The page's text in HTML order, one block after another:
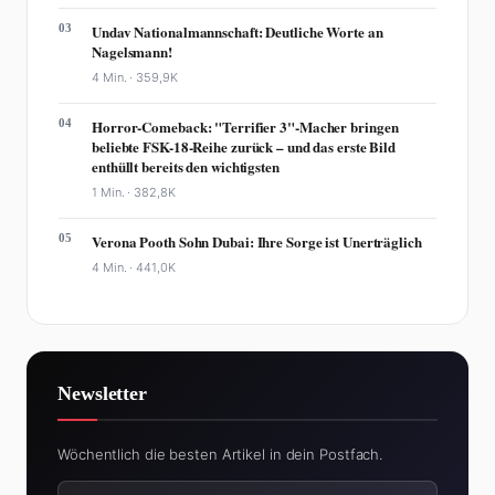
03
Undav Nationalmannschaft: Deutliche Worte an
Nagelsmann!
4 Min. · 359,9K
04
Horror-Comeback: "Terrifier 3"-Macher bringen
beliebte FSK-18-Reihe zurück – und das erste Bild
enthüllt bereits den wichtigsten
1 Min. · 382,8K
05 Verona Pooth Sohn Dubai: Ihre Sorge ist Unerträglich
4 Min. ·441,0K
Newsletter
Wöchentlich die besten Artikel in dein Postfach.